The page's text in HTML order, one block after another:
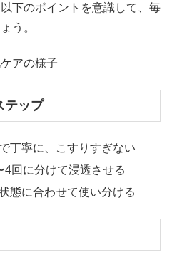
下のポイントを意識して、毎
う。
テップ
丁寧に、こすりすぎない
4回に分けて浸透させる
態に合わせて使い分ける